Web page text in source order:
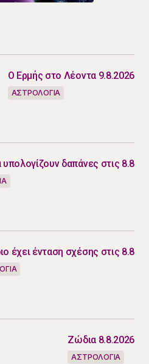
Ο Ερμής στο Λέοντα 9.8.2026
ΑΣΤΡΟΛΟΓΙΑ
δαπάνες στις 8.8
έχει ένταση σχέσης στις 8.8
Ζώδια 8.8.2026
ΑΣΤΡΟΛΟΓΙΑ